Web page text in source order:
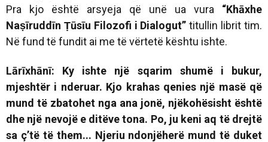
Pra kjo është arsyeja që unë ua vura “Khāxhe
Naṣīruddīn Ṭūsīu Filozofi i Dialogut” titullin librit tim.
Në fund të fundit ai me të vërtetë kështu ishte.
Lārīxhānī: Ky ishte një sqarim shumë i bukur,
mjeshtër i nderuar. Kjo krahas qenies një masë që
mund të zbatohet nga ana jonë, njëkohësisht është
dhe një nevojë e ditëve tona. Po, ju keni aq të drejtë
sa ç’të të them... Njeriu ndonjëherë mund të duket